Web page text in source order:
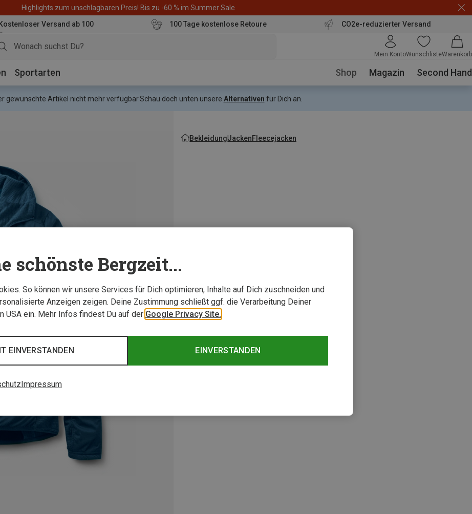
Highlights zum unschlagbaren Preis! Bis zu -60 % im Summer Sale
Kostenloser Versand ab 100
100 Tage kostenlose Retoure CO2e-reduzierter Versand
Mein KontoWunschlisteWarenkorb
Sportarten Shop Magazin Second Hand
gewünschte Artikel nicht mehr verfügbar.Schau doch unten unsere Alternativen für Dich an.
BekleidungJackenFleecejacken
schönste Bergzeit...
So können wir unsere Services für Dich optimieren, Inhalte auf Dich zuschneiden und
Anzeigen zeigen. Deine Zustimmung schließt ggf. die Verarbeitung Deiner
USA ein. Mehr Infos findest Du auf der Google Privacy Site.
EINVERSTANDEN
EINVERSTANDEN
Impressum